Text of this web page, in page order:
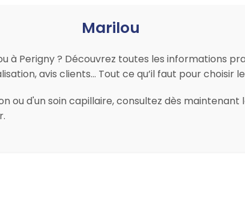
Marilou
à Perigny ? Découvrez toutes les informations
avis clients… Tout ce qu’il faut pour choisir
ou d'un soin capillaire, consultez dès